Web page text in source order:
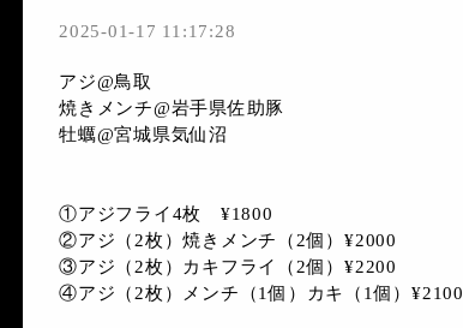
2025-01-17 11:17:28
アジ@鳥取
焼きメンチ@岩手県佐助豚
牡蠣@宮城県気仙沼
①アジフライ4枚 ¥1800
②アジ（2枚）焼きメンチ（2個）¥2000
③アジ（2枚）カキフライ（2個）¥2200
④アジ（2枚）メンチ（1個）カキ（1個）¥2100